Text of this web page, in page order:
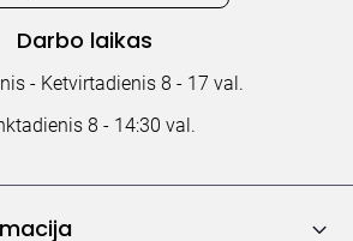
Darbo laikas
- Ketvirtadienis 8 - 17 val.
8 - 14:30 val.